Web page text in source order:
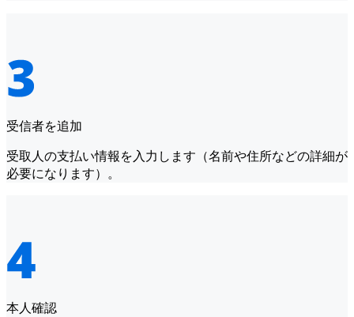
受信者を追加
受取人の支払い情報を入力します（名前や住所などの詳細が
必要になります）。
本人確認